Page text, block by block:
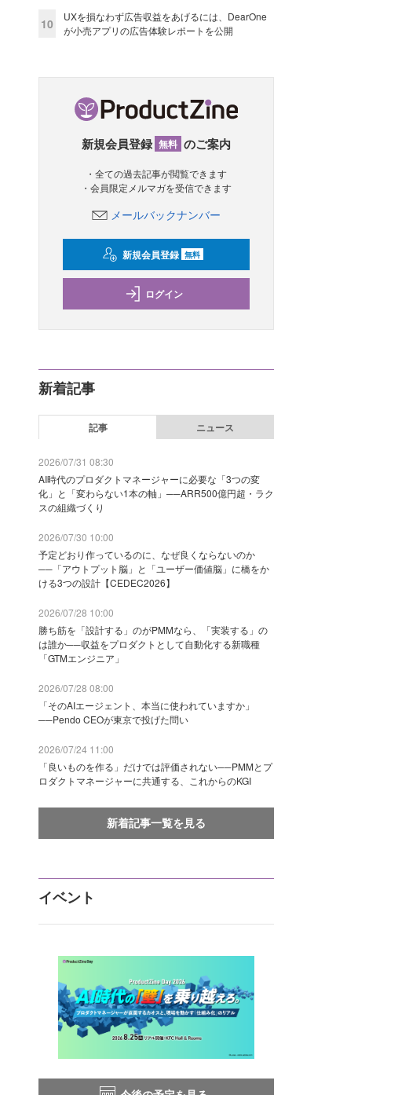
10
UXを損なわず広告収益をあげるには、DearOne
が小売アプリの広告体験レポートを公開
新規会員登録 無料 のご案内
・全ての過去記事が閲覧できます
・会員限定メルマガを受信できます
メールバックナンバー
新規会員登録 無料
ログイン
新着記事
記事 ニュース
2026/07/31 08:30
AI時代のプロダクトマネージャーに必要な「3つの変
化」と「変わらない1本の軸」──ARR500億円超・ラク
スの組織づくり
2026/07/30 10:00
予定どおり作っているのに、なぜ良くならないのか
──「アウトプット脳」と「ユーザー価値脳」に橋をか
ける3つの設計【CEDEC2026】
2026/07/28 10:00
勝ち筋を「設計する」のがPMMなら、「実装する」の
は誰か──収益をプロダクトとして自動化する新職種
「GTMエンジニア」
2026/07/28 08:00
「そのAIエージェント、本当に使われていますか」
──Pendo CEOが東京で投げた問い
2026/07/24 11:00
「良いものを作る」だけでは評価されない──PMMとプ
ロダクトマネージャーに共通する、これからのKGI
新着記事一覧を見る
イベント